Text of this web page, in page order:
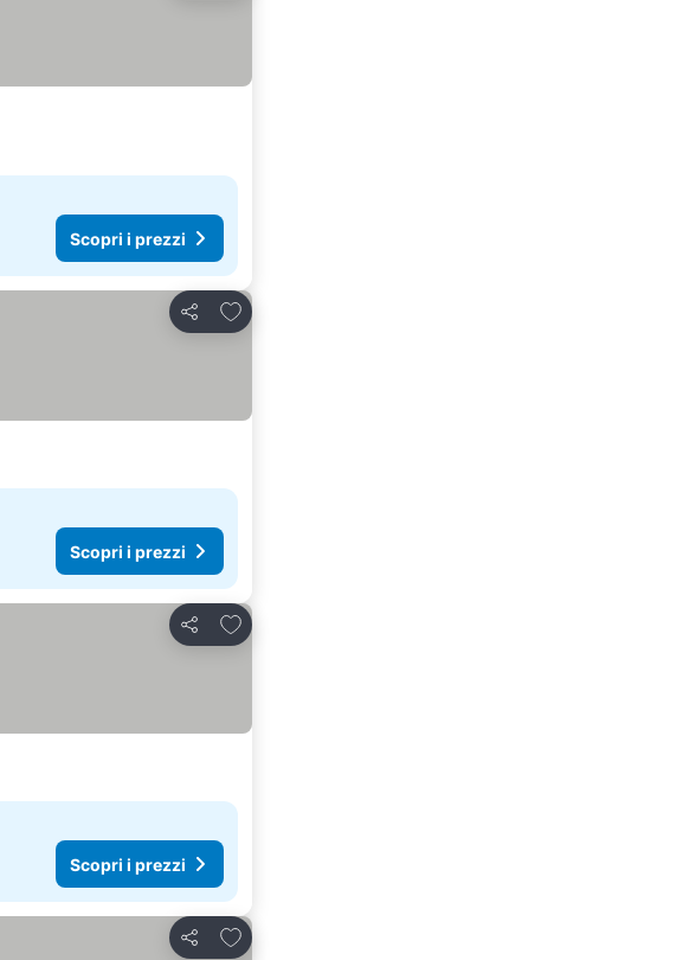
Scopri i prezzi
Condividi
Aggiungi ai preferiti
Scopri i prezzi
Condividi
Aggiungi ai preferiti
Scopri i prezzi
Condividi
Aggiungi ai preferiti